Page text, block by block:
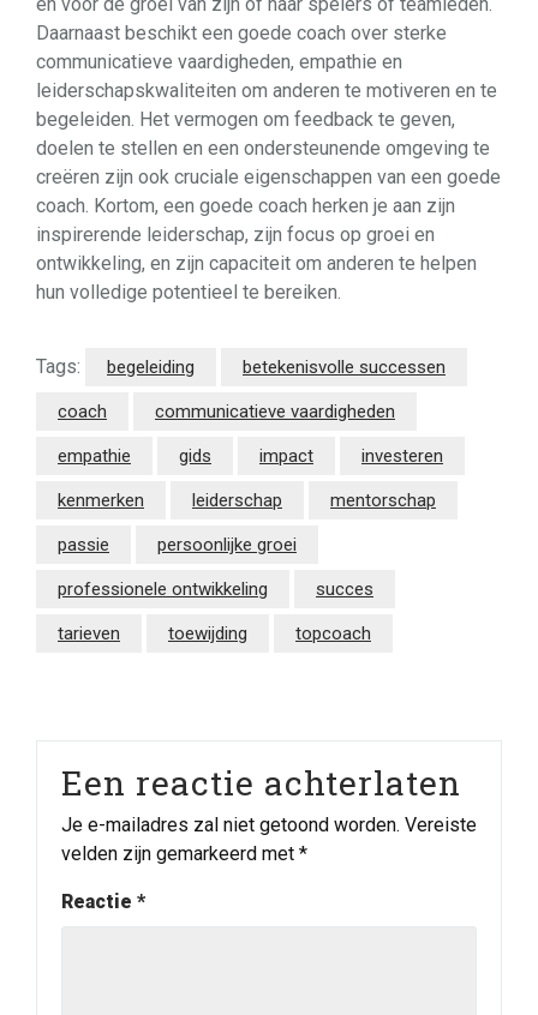
Daarnaast beschikt een goede coach over sterke
communicatieve vaardigheden, empathie en
leiderschapskwaliteiten om anderen te motiveren en te
begeleiden. Het vermogen om feedback te geven,
doelen te stellen en een ondersteunende omgeving te
creëren zijn ook cruciale eigenschappen van een goede
coach. Kortom, een goede coach herken je aan zijn
inspirerende leiderschap, zijn focus op groei en
ontwikkeling, en zijn capaciteit om anderen te helpen
hun volledige potentieel te bereiken.
Tags: begeleiding betekenisvolle successen
coach communicatieve vaardigheden
empathie gids impact investeren
kenmerken leiderschap mentorschap
passie persoonlijke groei
professionele ontwikkeling succes
tarieven toewijding topcoach
Een reactie achterlaten
Je e-mailadres zal niet getoond worden. Vereiste
velden zijn gemarkeerd met *
Reactie *